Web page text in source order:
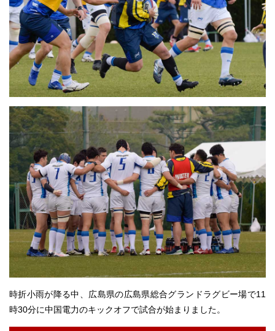
時折小雨が降る中、広島県の広島県総合グランドラグビー場で11
時30分に中国電力のキックオフで試合が始まりました。